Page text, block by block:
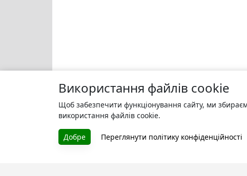
Використання файлів cookie
Щоб забезпечити функціонування сайту, ми
використання файлів cookie.
Добре Переглянути політику конфіденційності